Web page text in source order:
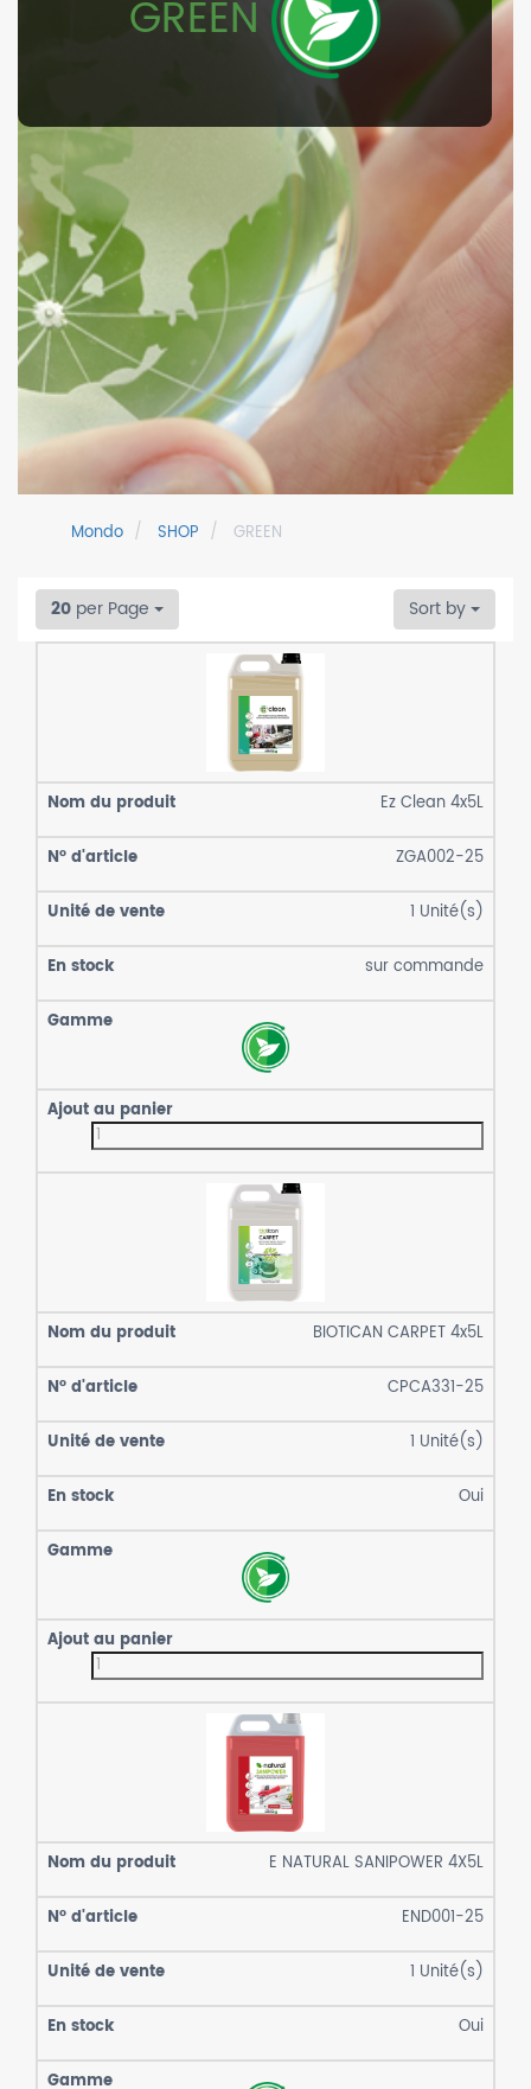
GREEN
Mondo SHOP GREEN
Sort by
20 per Page
Ez Clean 4x5L
ZGA002-25
1 Unité(s)
sur commande
BIOTICAN CARPET 4x5L
CPCA331-25
1 Unité(s)
Oui
E NATURAL SANIPOWER 4X5L
END001-25
1 Unité(s)
Oui